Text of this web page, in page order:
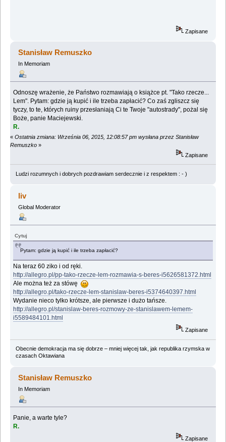
Zapisane
Stanisław Remuszko
In Memoriam
Odnoszę wrażenie, że Państwo rozmawiają o książce pt. "Tako rzecze...
Lem". Pytam: gdzie ją kupić i ile trzeba zapłacić? Co zaś zgliszcz się
tyczy, to te, których ruiny przesłaniają Ci te Twoje "autostrady", pożal się
Boże, panie Maciejewski.
R.
« Ostatnia zmiana: Września 06, 2015, 12:08:57 pm wysłana przez Stanisław
Remuszko »
Zapisane
Ludzi rozumnych i dobrych pozdrawiam serdecznie i z respektem : - )
liv
Global Moderator
Cytuj
Pytam: gdzie ją kupić i ile trzeba zapłacić?
Na teraz 60 ziko i od ręki.
http://allegro.pl/pp-tako-rzecze-lem-rozmawia-s-beres-i5626581372.html
Ale można też za stówę
http://allegro.pl/tako-rzecze-lem-stanislaw-beres-i5374640397.html
Wydanie nieco tylko krótsze, ale pierwsze i dużo tańsze.
http://allegro.pl/stanislaw-beres-rozmowy-ze-stanislawem-lemem-
i5589484101.html
Zapisane
Obecnie demokracja ma się dobrze – mniej więcej tak, jak republika rzymska w
czasach Oktawiana
Stanisław Remuszko
In Memoriam
Panie, a warte tyle?
R.
Zapisane